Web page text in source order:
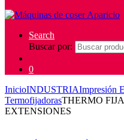
Search
Buscar por:
0
InicioINDUSTRIAImpresión
TermofijadorasTHERMO
EXTENSIONES